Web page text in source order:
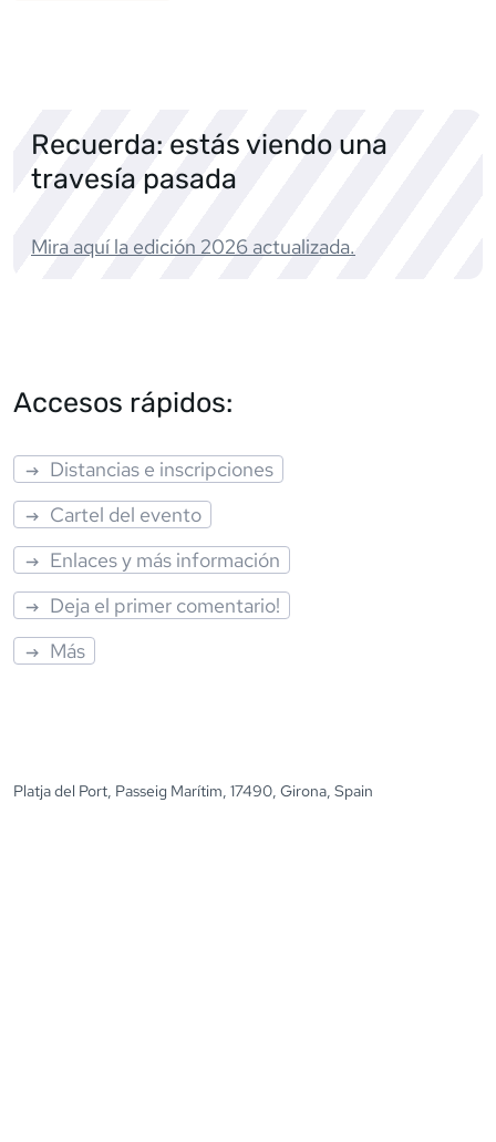
Recuerda: estás viendo una
travesía pasada
Mira aquí la edición 2026 actualizada.
Accesos rápidos:
Distancias e inscripciones
Cartel del evento
Enlaces y más información
Deja el primer comentario!
Más
Platja del Port, Passeig Marítim, 17490, Girona, Spain